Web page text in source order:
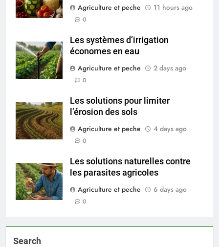
Agriculture et peche
11 hours ago
0
Les systèmes d’irrigation
économes en eau
Agriculture et peche
2 days ago
0
Les solutions pour limiter
l’érosion des sols
Agriculture et peche
4 days ago
0
Les solutions naturelles contre
les parasites agricoles
Agriculture et peche
6 days ago
0
Search